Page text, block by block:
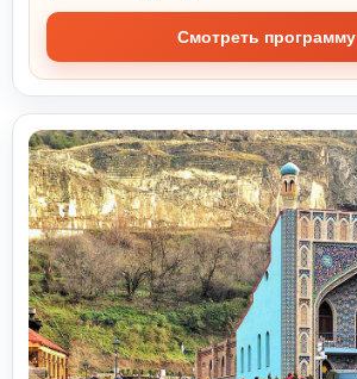
Смотреть программу